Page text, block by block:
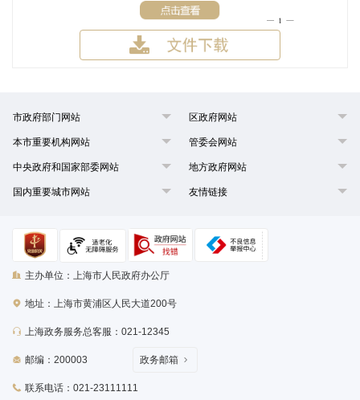
市政府部门网站 区政府网站
本市重要机构网站 管委会网站
中央政府和国家部委网站 地方政府网站
国内重要城市网站 友情链接
主办单位：上海市人民政府办公厅
地址：上海市黄浦区人民大道200号
上海政务服务总客服：021-12345
邮编：200003
联系电话：021-23111111
政务邮箱